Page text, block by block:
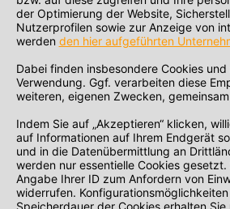
Robust, sicher und
durchdacht
Nonfood-Produkte stellen
besondere Anforderungen an ihre
Verpackung. Unsere Gebinde
überzeugen durch Stabilität,
chemische Beständigkeit und dichte
Verschlüsse. Sie sind stapelbar,